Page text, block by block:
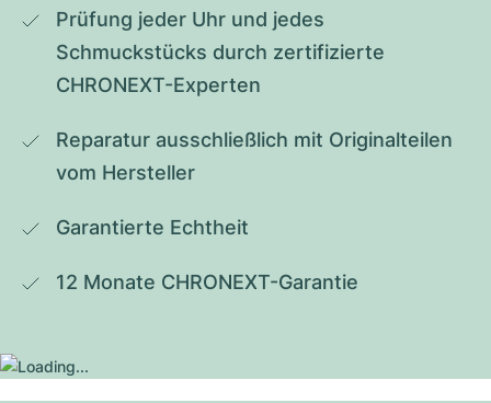
Prüfung jeder Uhr und jedes
Schmuckstücks durch zertifizierte
CHRONEXT-Experten
Reparatur ausschließlich mit Originalteilen
vom Hersteller
Garantierte Echtheit
12 Monate CHRONEXT-Garantie